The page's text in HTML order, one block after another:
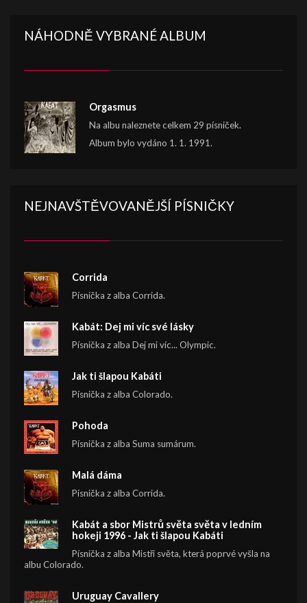
NÁHODNĚ VYBRANÉ ALBUM
Orgasmus
Na albu naleznete celkem 29 písniček.
Album bylo vydáno 1. 1. 1991.
NEJNAVŠTĚVOVANĚJŠÍ PÍSNIČKY
Corrida
Písnička z alba Corrida.
Kabát: Dej mi víc své lásky
Písnička z alba Dej mi víc... Olympic.
Jak ti šlapou Kabáti
Písnička z alba Colorado.
Pohoda
Písnička z alba Suma sumárum.
Malá dáma
Písnička z alba Corrida.
Kabát a sbor Mistrů světa světa v ledním
hokeji 1996 - Jak ti šlapou Kabáti
Písnička z alba Mistři světa, která poprvé vyšla na
albu Colorado.
Uruguay Cavallery